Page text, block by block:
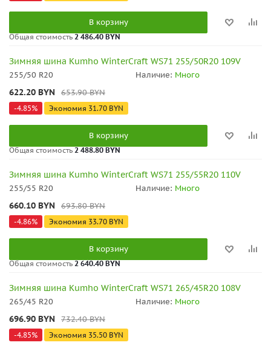
В корзину
Общая стоимость2 486.40 BYN
Зимняя шина Kumho WinterCraft WS71 255/50R20 109V
255/50 R20 Наличие: Много
622.20 BYN 653.90BYN
-4.85% Экономия 31.70 BYN
В корзину
Общая стоимость 2 488.80 BYN
Зимняя шина Kumho WinterCraft WS71 255/55R20 110V
255/55 R20 Наличие: Много
660.10 BYN 693.80BYN
-4.86% Экономия 33.70 BYN
В корзину
Общая стоимость 2 640.40 BYN
Зимняя шина Kumho WinterCraft WS71 265/45R20 108V
265/45 R20 Наличие: Много
696.90 BYN 732.40BYN
-4.85% Экономия 35.50 BYN